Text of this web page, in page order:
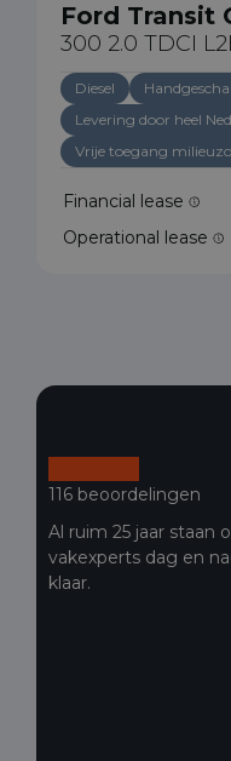
Ford Transit
300 2.0 TDCI
Diesel
Levering door heel
Vrije toegang
Financial lease
Operational lease
116 beoordelingen
Al ruim 25 jaar staan
vakexperts dag en
klaar.